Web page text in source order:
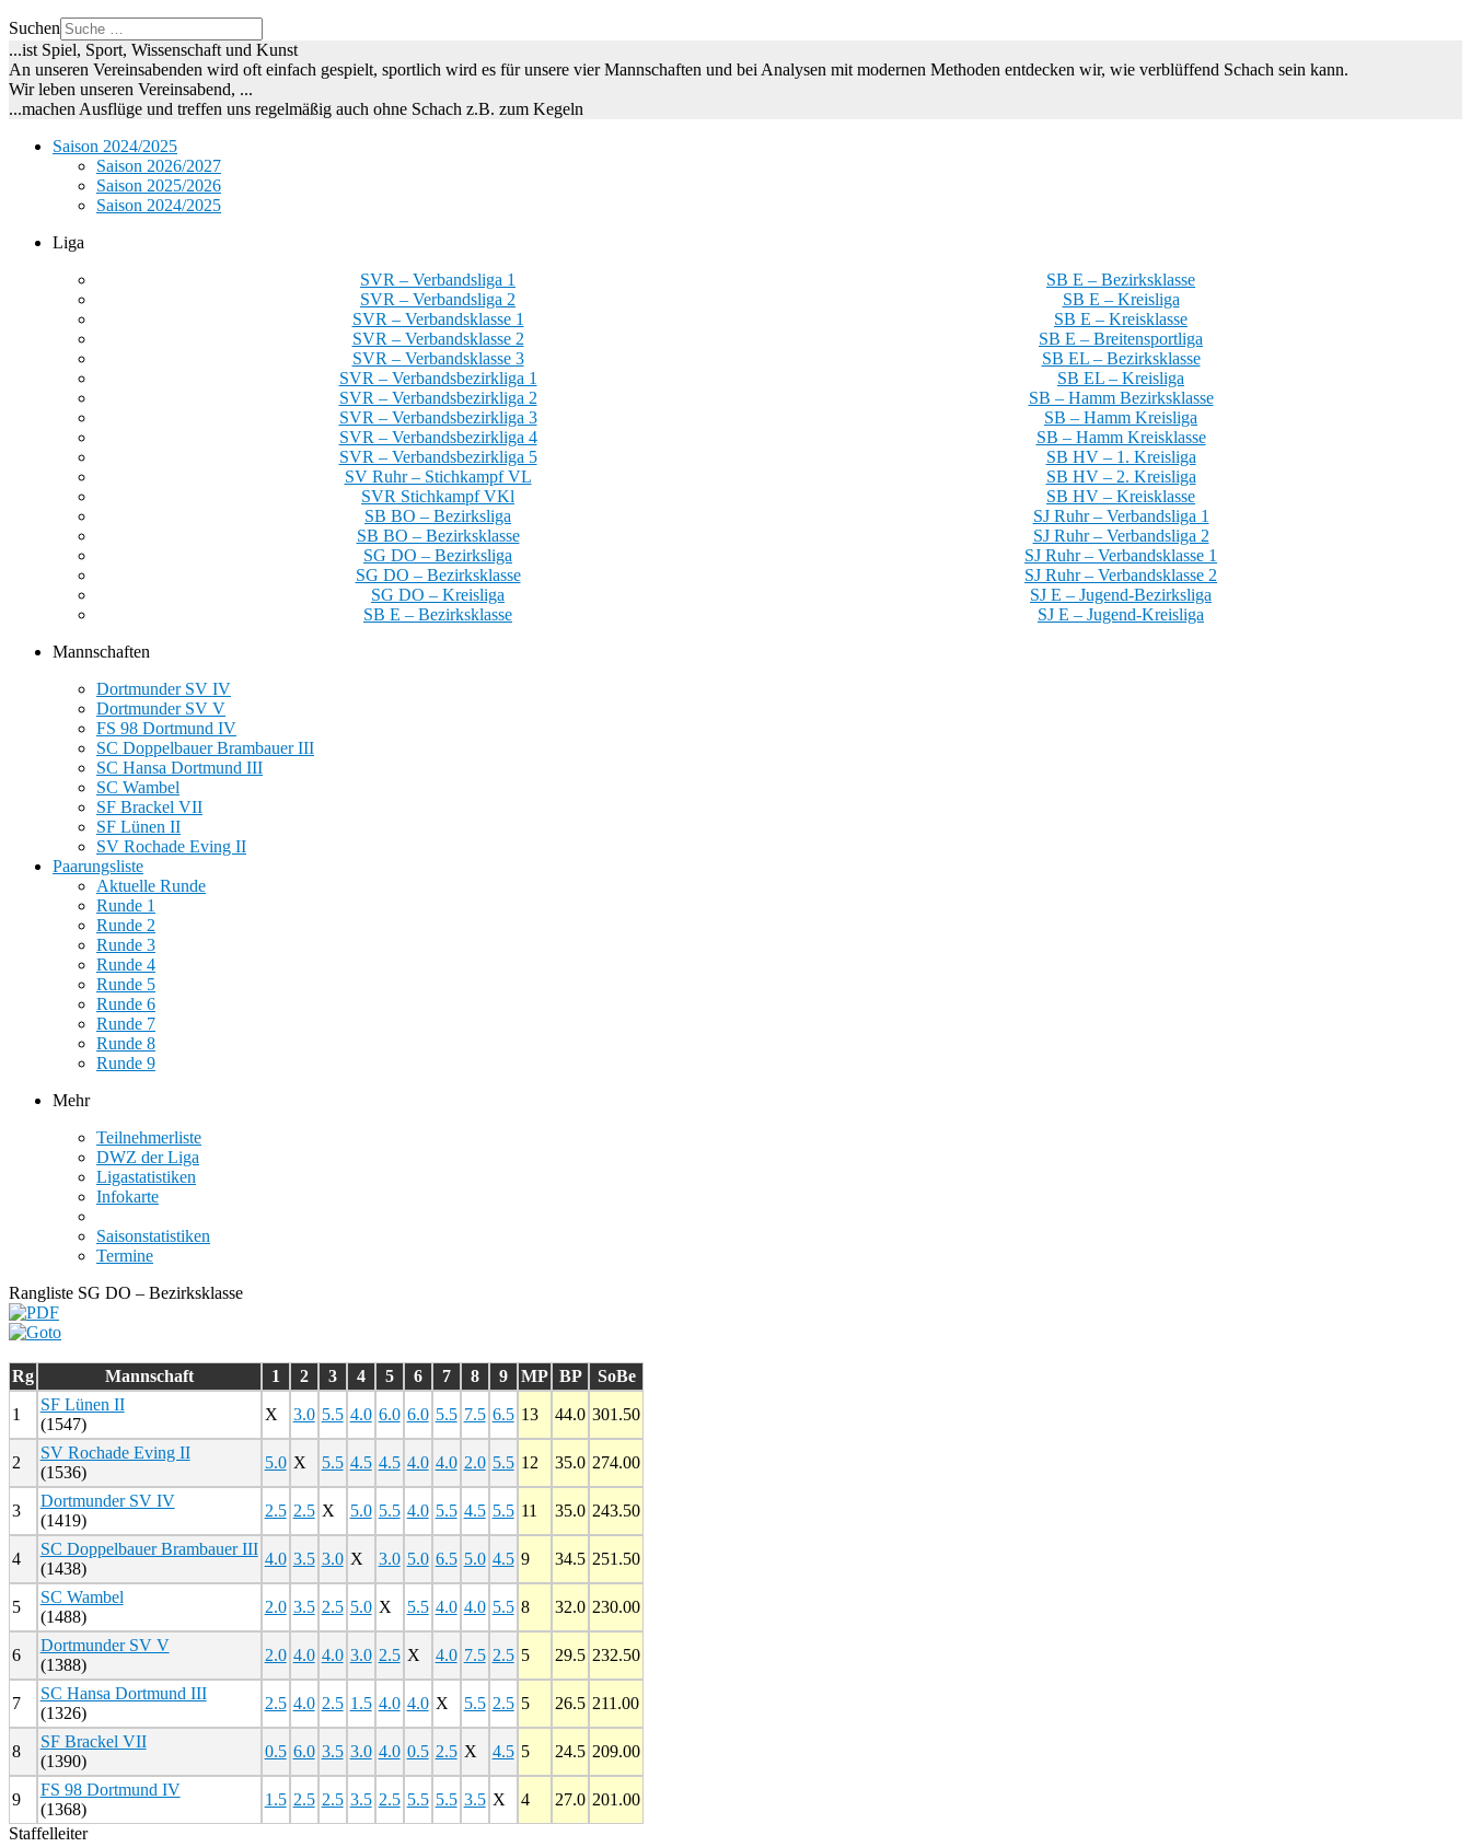
Suchen
...ist Spiel, Sport, Wissenschaft und Kunst
An unseren Vereinsabenden wird oft einfach gespielt, sportlich wird es für unsere vier Mannschaften und bei Analysen mit modernen Methoden entdecken wir, wie verblüffend Schach sein kann.
Wir leben unseren Vereinsabend, ...
...machen Ausflüge und treffen uns regelmäßig auch ohne Schach z.B. zum Kegeln
Saison 2024/2025
Saison 2026/2027
Saison 2025/2026
Saison 2024/2025
Liga
SVR – Verbandsliga 1
SB E – Bezirksklasse
SVR – Verbandsliga 2
SB E – Kreisliga
SVR – Verbandsklasse 1
SB E – Kreisklasse
SVR – Verbandsklasse 2
SB E – Breitensportliga
SVR – Verbandsklasse 3
SB EL – Bezirksklasse
SVR – Verbandsbezirkliga 1
SB EL – Kreisliga
SVR – Verbandsbezirkliga 2
SB – Hamm Bezirksklasse
SVR – Verbandsbezirkliga 3
SB – Hamm Kreisliga
SVR – Verbandsbezirkliga 4
SB – Hamm Kreisklasse
SVR – Verbandsbezirkliga 5
SB HV – 1. Kreisliga
SV Ruhr – Stichkampf VL
SB HV – 2. Kreisliga
SVR Stichkampf VKl
SB HV – Kreisklasse
SB BO – Bezirksliga
SJ Ruhr – Verbandsliga 1
SB BO – Bezirksklasse
SJ Ruhr – Verbandsliga 2
SG DO – Bezirksliga
SJ Ruhr – Verbandsklasse 1
SG DO – Bezirksklasse
SJ Ruhr – Verbandsklasse 2
SG DO – Kreisliga
SJ E – Jugend-Bezirksliga
SB E – Bezirksklasse
SJ E – Jugend-Kreisliga
Mannschaften
Dortmunder SV IV
Dortmunder SV V
FS 98 Dortmund IV
SC Doppelbauer Brambauer III
SC Hansa Dortmund III
SC Wambel
SF Brackel VII
SF Lünen II
SV Rochade Eving II
Paarungsliste
Aktuelle Runde
Runde 1
Runde 2
Runde 3
Runde 4
Runde 5
Runde 6
Runde 7
Runde 8
Runde 9
Mehr
Teilnehmerliste
DWZ der Liga
Ligastatistiken
Infokarte
Saisonstatistiken
Termine
Rangliste SG DO – Bezirksklasse
Rg Mannschaft 1 2 3 4 5 6 7 8 9 MP BP SoBe
1
SF Lünen II
(1547)
X 3.0 5.5 4.0 6.0 6.0 5.5 7.5 6.5 13 44.0 301.50
2
SV Rochade Eving II
(1536)
5.0 X 5.5 4.5 4.5 4.0 4.0 2.0 5.5 12 35.0 274.00
3
Dortmunder SV IV
(1419)
2.5 2.5 X 5.0 5.5 4.0 5.5 4.5 5.5 11 35.0 243.50
4
SC Doppelbauer Brambauer III
(1438)
4.0 3.5 3.0 X 3.0 5.0 6.5 5.0 4.5 9 34.5 251.50
5
SC Wambel
(1488)
2.0 3.5 2.5 5.0 X 5.5 4.0 4.0 5.5 8 32.0 230.00
6
Dortmunder SV V
(1388)
2.0 4.0 4.0 3.0 2.5 X 4.0 7.5 2.5 5 29.5 232.50
7
SC Hansa Dortmund III
(1326)
2.5 4.0 2.5 1.5 4.0 4.0 X 5.5 2.5 5 26.5 211.00
8
SF Brackel VII
(1390)
0.5 6.0 3.5 3.0 4.0 0.5 2.5 X 4.5 5 24.5 209.00
9
FS 98 Dortmund IV
(1368)
1.5 2.5 2.5 3.5 2.5 5.5 5.5 3.5 X 4 27.0 201.00
Staffelleiter